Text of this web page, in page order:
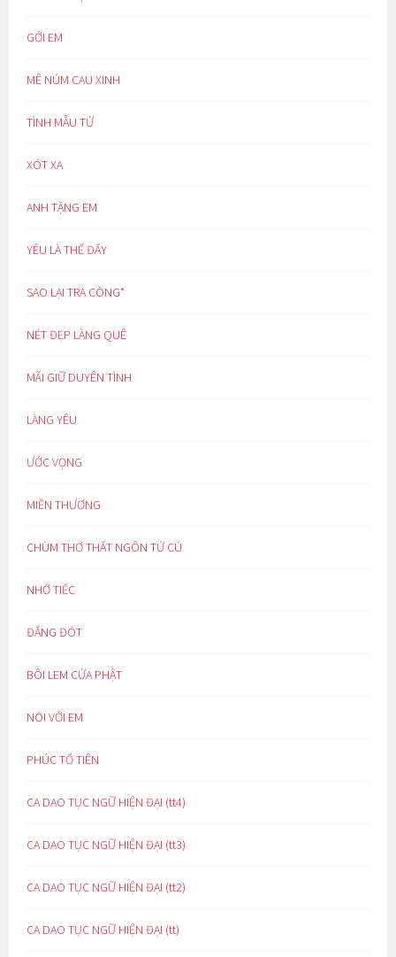
GỞI EM
MÊ NÚM CAU XINH
TÌNH MẪU TỬ
XÓT XA
ANH TẶNG EM
YÊU LÀ THẾ ĐẤY
SAO LẠI TRA CÒNG*
NÉT ĐẸP LÀNG QUÊ
MÃI GIỮ DUYÊN TÌNH
LÀNG YÊU
ƯỚC VỌNG
MIỀN THƯƠNG
CHÙM THƠ THẤT NGÔN TỨ CÚ
NHỚ TIẾC
ĐẮNG ĐÓT
BÔI LEM CỬA PHẬT
NÓI VỚI EM
PHÚC TỔ TIÊN
CA DAO TỤC NGỮ HIỆN ĐẠI (tt4)
CA DAO TỤC NGỮ HIỆN ĐẠI (tt3)
CA DAO TỤC NGỮ HIỆN ĐẠI (tt2)
CA DAO TỤC NGỮ HIỆN ĐẠI (tt)